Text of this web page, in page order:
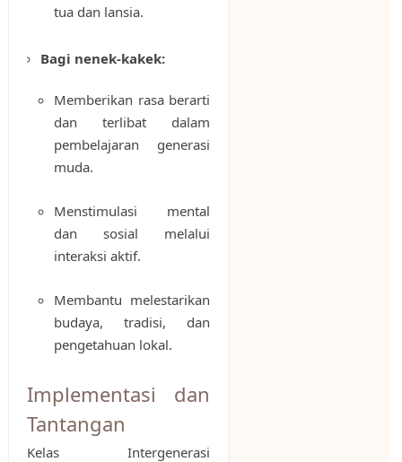
tua dan lansia.
Bagi nenek-kakek:
Memberikan rasa berarti
dan terlibat dalam
pembelajaran generasi
muda.
Menstimulasi mental
dan sosial melalui
interaksi aktif.
Membantu melestarikan
budaya, tradisi, dan
pengetahuan lokal.
Implementasi dan
Tantangan
Kelas Intergenerasi